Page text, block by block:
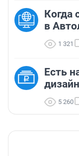
Когда
в
1 321
Есть
5 260